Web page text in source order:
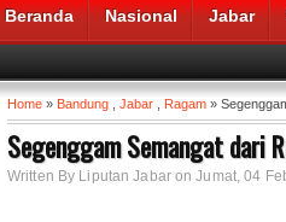
Beranda Nasional Jabar
Headlines News :
Home » Bandung Jabar Ragam »
Segenggam Semangat dari
Written By Liputan Jabar on Jumat, 04